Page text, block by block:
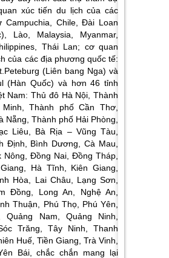
xúc tiến du lịch của các
Campuchia, Chile, Đài Loan
Lào, Malaysia, Myanmar,
Thái Lan; cơ quan
của các địa phương quốc tế:
(Liên bang Nga) và
(Hàn Quốc) và hơn 46 tỉnh
Nam: Thủ đô Hà Nội, Thành
Thành phố Cần Thơ,
Nẵng, Thành phố Hải Phòng,
Liêu, Bà Rịa – Vũng Tàu,
Định, Bình Dương, Cà Mau,
Đồng Nai, Đồng Tháp,
Hà Tĩnh, Kiên Giang,
Hòa, Lai Châu, Lạng Sơn,
Đồng, Long An, Nghệ An,
Thuận, Phú Thọ, Phú Yên,
Quảng Nam, Quảng Ninh,
Trăng, Tây Ninh, Thanh
Huế, Tiền Giang, Trà Vinh,
Bái,
chắc chắn mang lại